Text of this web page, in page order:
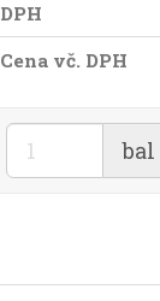
DPH
Cena vč. DPH
bal